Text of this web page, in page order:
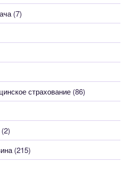
(7)
страхование (86)
(2)
(215)